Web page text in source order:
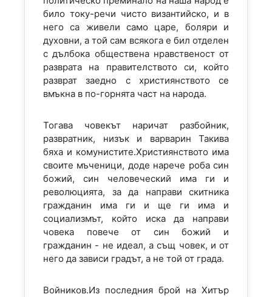
било току-речи чисто византийско, и в
него са живели само царе, боляри и
духовни, а той сам всякога е бил отделен
с дълбока обществена нравственост от
разврата на правителството си, който
разврат заедно с християнството се
вмъкна в по-горнята част на народа.
Тогава човекът наричат разбойник,
развратник, низък и варварин Такива
бяха и комунистите.Християнството има
своите мъченици, доде нарече роба син
божий, син человеческий има ги и
революцията, за да направи скитника
гражданин има ги и ще ги има и
социализмът, който иска да направи
човека повече от син божий и
гражданин - не идеал, а същ човек, и от
него да зависи градът, а не той от града.
Войников.Из последния брой на Хитър